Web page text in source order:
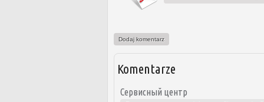
Dodaj komentarz
Komentarze
Сервисный центр